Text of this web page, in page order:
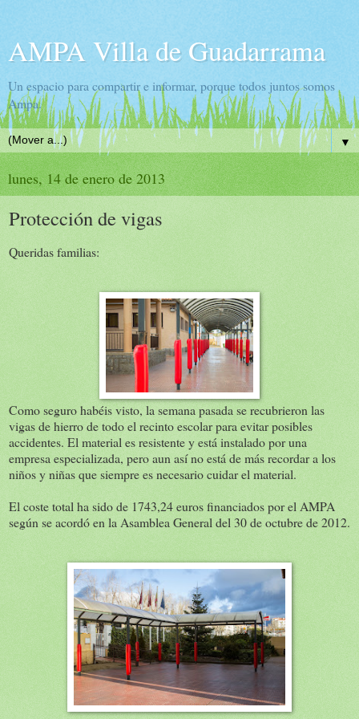
AMPA Villa de Guadarrama
Un espacio para compartir e informar, porque todos juntos somos
Ampa.
▼
lunes, 14 de enero de 2013
Protección de vigas
Queridas familias:
Como seguro habéis visto, la semana pasada se recubrieron las
vigas de hierro de todo el recinto escolar para evitar posibles
accidentes. El material es resistente y está instalado por una
empresa especializada, pero aun así no está de más recordar a los
niños y niñas que siempre es necesario cuidar el material.
El coste total ha sido de 1743,24 euros financiados por el AMPA
según se acordó en la Asamblea General del 30 de octubre de 2012.